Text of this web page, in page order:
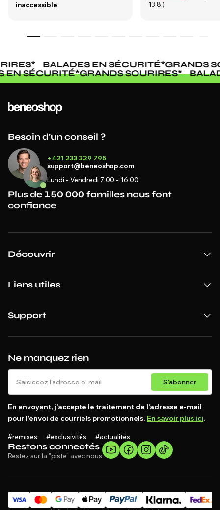
inaccessible
13.8.)
* BALADES EN SÉCURITÉ*GRANDS
EN SÉCURITÉ*GRANDS SOURIRES*
Restons connectés
Restez sur la "piste" avec nous
Ne manquez rien
S'abonner
En envoyant, j'accepte le traitement de l'adresse e-mail
pour l'envoi de courriels promotionnels. En savoir plus ici.
#remises #exclusivités #actualités
Besoin d'un conseil ?
+421 233 329 795
support@beneoshop.com
Lundi - Vendredi 7:00 - 16:00
Plus de 150 000 familles nous font
confiance
Découvrir
Liens utiles
Support